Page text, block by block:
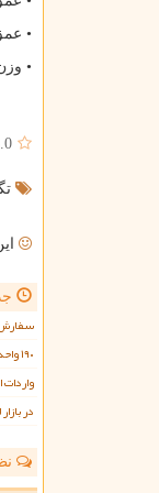
• عمق
• وزن:
سفارش
۱۹۰ واحد مسکن استیجاری آماده واگذاری به زوج های جوان است
در